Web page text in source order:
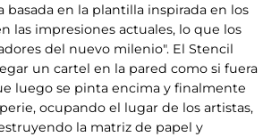
basada en la plantilla inspirada en los
las impresiones actuales, lo que los
del nuevo milenio". El Stencil
un cartel en la pared como si fuera
luego se pinta encima y finalmente
ocupando el lugar de los artistas,
la matriz de papel y